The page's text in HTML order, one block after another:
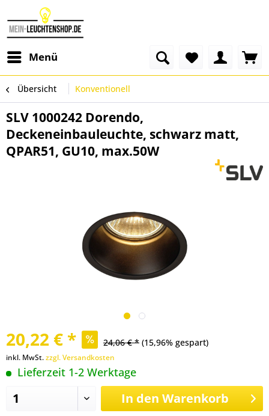
Menü
Übersicht Konventionell
SLV 1000242 Dorendo,
Deckeneinbauleuchte, schwarz matt,
QPAR51, GU10, max.50W
20,22 € * 24,06 € * (15,96% gespart)
inkl. MwSt.zzgl. Versandkosten
Lieferzeit 1-2 Werktage
In den Warenkorb